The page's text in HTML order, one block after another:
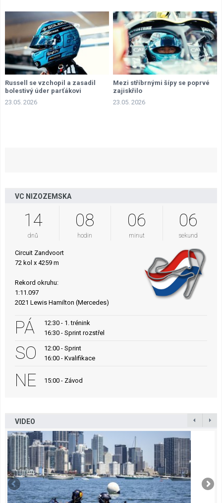
Russell se vzchopil a zasadil
bolestivý úder parťákovi
23.05. 2026
Mezi stříbrnými šípy se poprvé
zajiskřilo
23.05. 2026
VC NIZOZEMSKA
14
dnů
08
hodin
06
minut
05
sekund
Circuit Zandvoort
72 kol x 4259 m
Rekord okruhu:
1:11.097
2021 Lewis Hamilton (Mercedes)
PÁ
12:30 - 1. trénink
16:30 - Sprint rozstřel
SO
12:00 - Sprint
16:00 - Kvalifikace
NE 15:00 - Závod
VIDEO